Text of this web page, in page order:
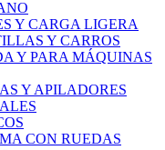
Y CARGA LIGERA
Y CARROS
Y PARA MÁQUINAS
Y APILADORES
CON RUEDAS